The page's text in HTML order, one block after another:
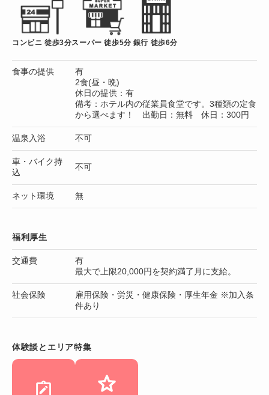
コンビニ 徒歩3分スーパー 徒歩5分 銀行 徒歩6分
食事の提供
有
2食(昼・晩)
休日の提供：有
備考：ホテル内の従業員食堂です。3種類の定食
から選べます！ 出勤日：無料 休日：300円
温泉入浴 不可
車・バイク持
込
不可
ネット環境 無
福利厚生
交通費
有
最大で上限20,000円を契約満了月に支給。
社会保険
雇用保険・労災・健康保険・厚生年金 ※加入条
件あり
体験談とエリア特集